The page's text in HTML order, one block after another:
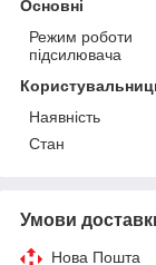
Основні
Режим роботи
підсилювача
Наявність
Стан
Умови
Нова Пошта